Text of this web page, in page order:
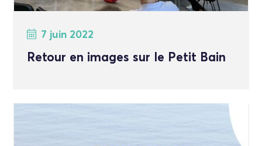
7 juin 2022
Retour en images sur le Petit Bain